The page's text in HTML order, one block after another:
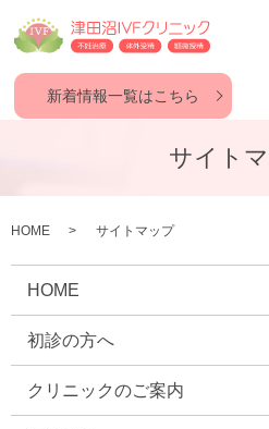
新着情報一覧はこちら
サイト
HOME サイトマップ
HOME
初診の方へ
クリニックのご案内